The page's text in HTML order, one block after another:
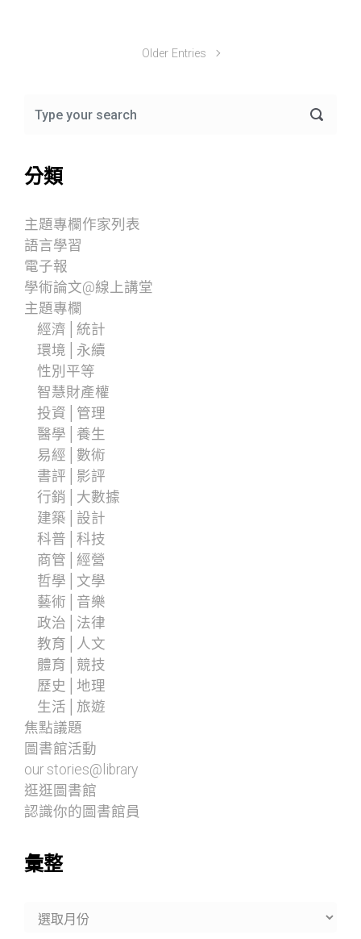
Older Entries
分類
主題專欄作家列表
語言學習
電子報
學術論文@線上講堂
主題專欄
經濟│統計
環境│永續
性別平等
智慧財產權
投資│管理
醫學│養生
易經│數術
書評│影評
行銷│大數據
建築│設計
科普│科技
商管│經營
哲學│文學
藝術│音樂
政治│法律
教育│人文
體育│競技
歷史│地理
生活│旅遊
焦點議題
圖書館活動
our stories@library
逛逛圖書館
認識你的圖書館員
彙整